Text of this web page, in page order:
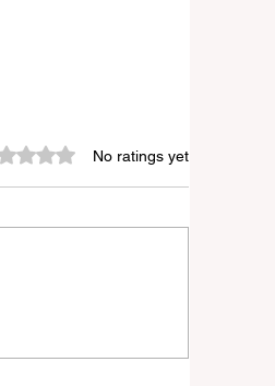
0 out of 5 stars.No ratings yet